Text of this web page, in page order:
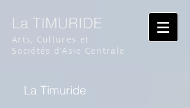
La TIMURIDE
Arts, Cultures et
Sociétés d'Asie Centrale
La Timuride